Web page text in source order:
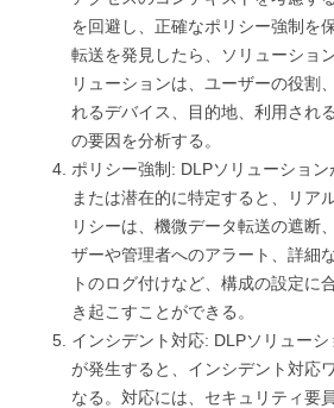
を回避し、正確なポリシー強制を
転送を発見したら、ソリューショ
リューションは、ユーザーの役割
れるデバイス、目的地、利用され
の要因を分析する。
ポリシー強制: DLPソリューショ
または潜在的に特定すると、リア
リシーは、機微データ転送の遮断
ザーや管理者へのアラート、詳細
トのログ付けなど、構成の設定に
き起こすことができる。
インシデント対応: DLPソリュー
が発生すると、インシデント対応
なる。対応には、セキュリティ要